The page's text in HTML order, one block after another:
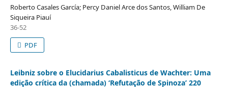
Roberto Casales García; Percy Daniel Arce dos Santos, William De
Siqueira Piauí
36-52
PDF
Leibniz sobre o Elucidarius Cabalisticus de Wachter: Uma
edição crítica da (chamada) ‘Refutação de Spinoza’ 220